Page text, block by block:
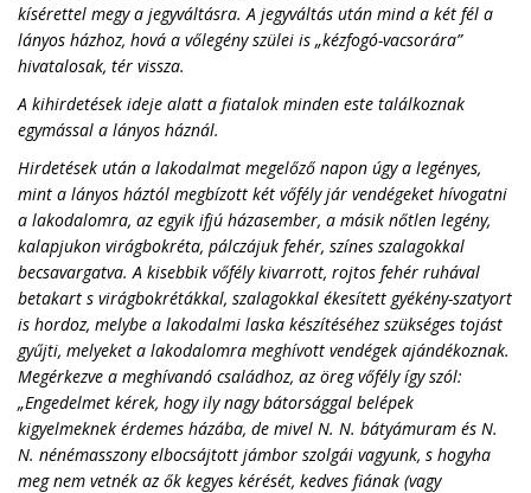
kísérettel megy a jegyváltásra. A jegyváltás után mind a két fél a
lányos házhoz, hová a vőlegény szülei is „kézfogó-vacsorára”
hivatalosak, tér vissza.
A kihirdetések ideje alatt a fiatalok minden este találkoznak
egymással a lányos háznál.
Hirdetések után a lakodalmat megelőző napon úgy a legényes,
mint a lányos háztól megbízott két vőfély jár vendégeket hívogatni
a lakodalomra, az egyik ifjú házasember, a másik nőtlen legény,
kalapjukon virágbokréta, pálczájuk fehér, színes szalagokkal
becsavargatva. A kisebbik vőfély kivarrott, rojtos fehér ruhával
betakart s virágbokrétákkal, szalagokkal ékesített gyékény-szatyort
is hordoz, melybe a lakodalmi laska készítéséhez szükséges tojást
gyűjti, melyeket a lakodalomra meghívott vendégek ajándékoznak.
Megérkezve a meghívandó családhoz, az öreg vőfély így szól:
„Engedelmet kérek, hogy ily nagy bátorsággal belépek
kigyelmeknek érdemes házába, de mivel N. N. bátyámuram és N.
N. nénémasszony elbocsájtott jámbor szolgái vagyunk, s hogyha
meg nem vetnék az ők kegyes kérését, kedves fiának (vagy